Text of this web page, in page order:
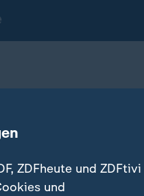
ZDFheute und ZDFtivi
und